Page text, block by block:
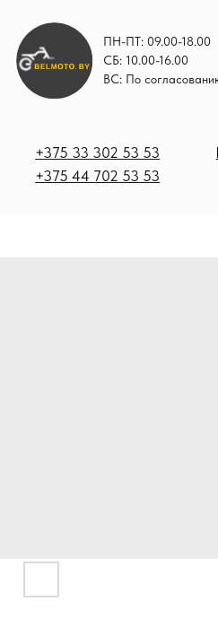
ПН-ПТ: 09.00-18.00
СБ: 10.00-16.00
ВС: По согласованию